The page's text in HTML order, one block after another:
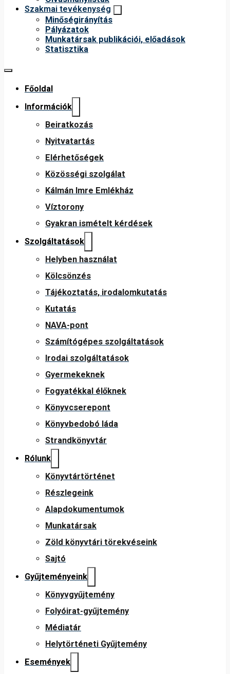
Szakmai tevékenység
Minőségirányítás
Pályázatok
Munkatársak publikációi, előadások
Statisztika
Főoldal
Információk
Beiratkozás
Nyitvatartás
Elérhetőségek
Közösségi szolgálat
Kálmán Imre Emlékház
Víztorony
Gyakran ismételt kérdések
Szolgáltatások
Helyben használat
Kölcsönzés
Tájékoztatás, irodalomkutatás
Kutatás
NAVA-pont
Számítógépes szolgáltatások
Irodai szolgáltatások
Gyermekeknek
Fogyatékkal élőknek
Könyvcserepont
Könyvbedobó láda
Strandkönyvtár
Rólunk
Könyvtártörténet
Részlegeink
Alapdokumentumok
Munkatársak
Zöld könyvtári törekvéseink
Sajtó
Gyűjteményeink
Könyvgyűjtemény
Folyóirat-gyűjtemény
Médiatár
Helytörténeti Gyűjtemény
Események